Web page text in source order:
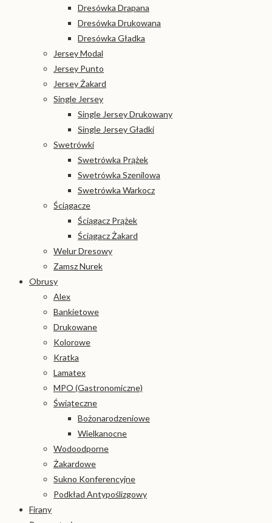
Dresówka Drapana
Dresówka Drukowana
Dresówka Gładka
Jersey Modal
Jersey Punto
Jersey Żakard
Single Jersey
Single Jersey Drukowany
Single Jersey Gładki
Swetrówki
Swetrówka Prążek
Swetrówka Szenilowa
Swetrówka Warkocz
Ściągacze
Ściągacz Prążek
Ściągacz Żakard
Welur Dresowy
Zamsz Nurek
Obrusy
Alex
Bankietowe
Drukowane
Kolorowe
Kratka
Lamatex
MPO (Gastronomiczne)
Świąteczne
Bożonarodzeniowe
Wielkanocne
Wodoodporne
Żakardowe
Sukno Konferencyjne
Podkład Antypoślizgowy
Firany